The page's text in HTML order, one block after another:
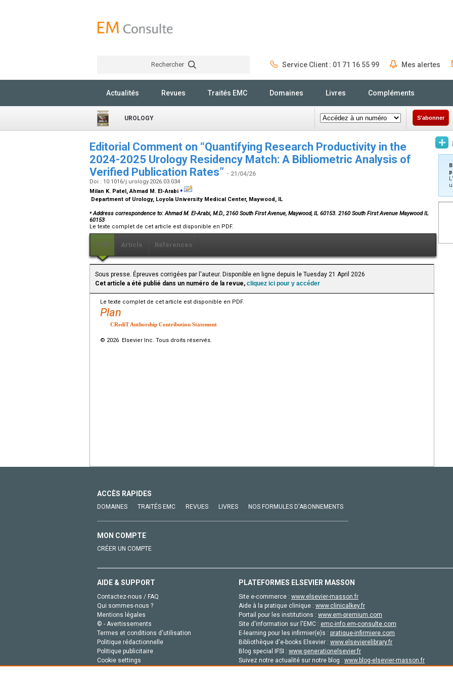
Rechercher Service Client : 01 71 16 55 99 Mes alertes
Actualités Revues Traités EMC Domaines Livres Compléments
UROLOGY S'abonner
Editorial Comment on “Quantifying Research Productivity in the
2024-2025 Urology Residency Match: A Bibliometric Analysis of
Verified Publication Rates” - 21/04/26
Doi : 10.1016/j.urology.2026.03.034
Milan K. Patel, Ahmad M. El-Arabi ⁎
Department of Urology, Loyola University Medical Center, Maywood, IL
⁎Address correspondence to: Ahmad M. El-Arabi, M.D., 2160 South First Avenue, Maywood, IL 60153. 2160 South First Avenue Maywood IL
60153
Le texte complet de cet article est disponible en PDF.
PDF Article Références
Sous presse. Épreuves corrigées par l'auteur. Disponible en ligne depuis le Tuesday 21 April 2026
Cet article a été publié dans un numéro de la revue, cliquez ici pour y accéder
Le texte complet de cet article est disponible en PDF.
Plan
CRediT Authorship Contribution Statement
© 2026 Elsevier Inc. Tous droits réservés.
ACCÈS RAPIDES
DOMAINES TRAITÉS EMC REVUES LIVRES NOS FORMULES D'ABONNEMENTS
MON COMPTE
CRÉER UN COMPTE
AIDE & SUPPORT
Contactez-nous / FAQ
Qui sommes-nous ?
Mentions légales
© - Avertissements
Termes et conditions d'utilisation
Politique rédactionnelle
Politique publicitaire
Cookie settings
PLATEFORMES ELSEVIER MASSON
Site e-commerce : www.elsevier-masson.fr
Aide à la pratique clinique : www.clinicalkey.fr
Portail pour les institutions : www.em-premium.com
Site d'information sur l'EMC : emc-info.em-consulte.com
E-learning pour les infirmier(e)s : pratique-infirmiere.com
Bibliothèque d'e-books Elsevier : www.elsevierelibrary.fr
Blog special IFSI : www.generationelsevier.fr
Suivez notre actualité sur notre blog : www.blog-elsevier-masson.fr